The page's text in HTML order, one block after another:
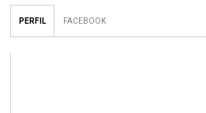
PERFIL FACEBOOK